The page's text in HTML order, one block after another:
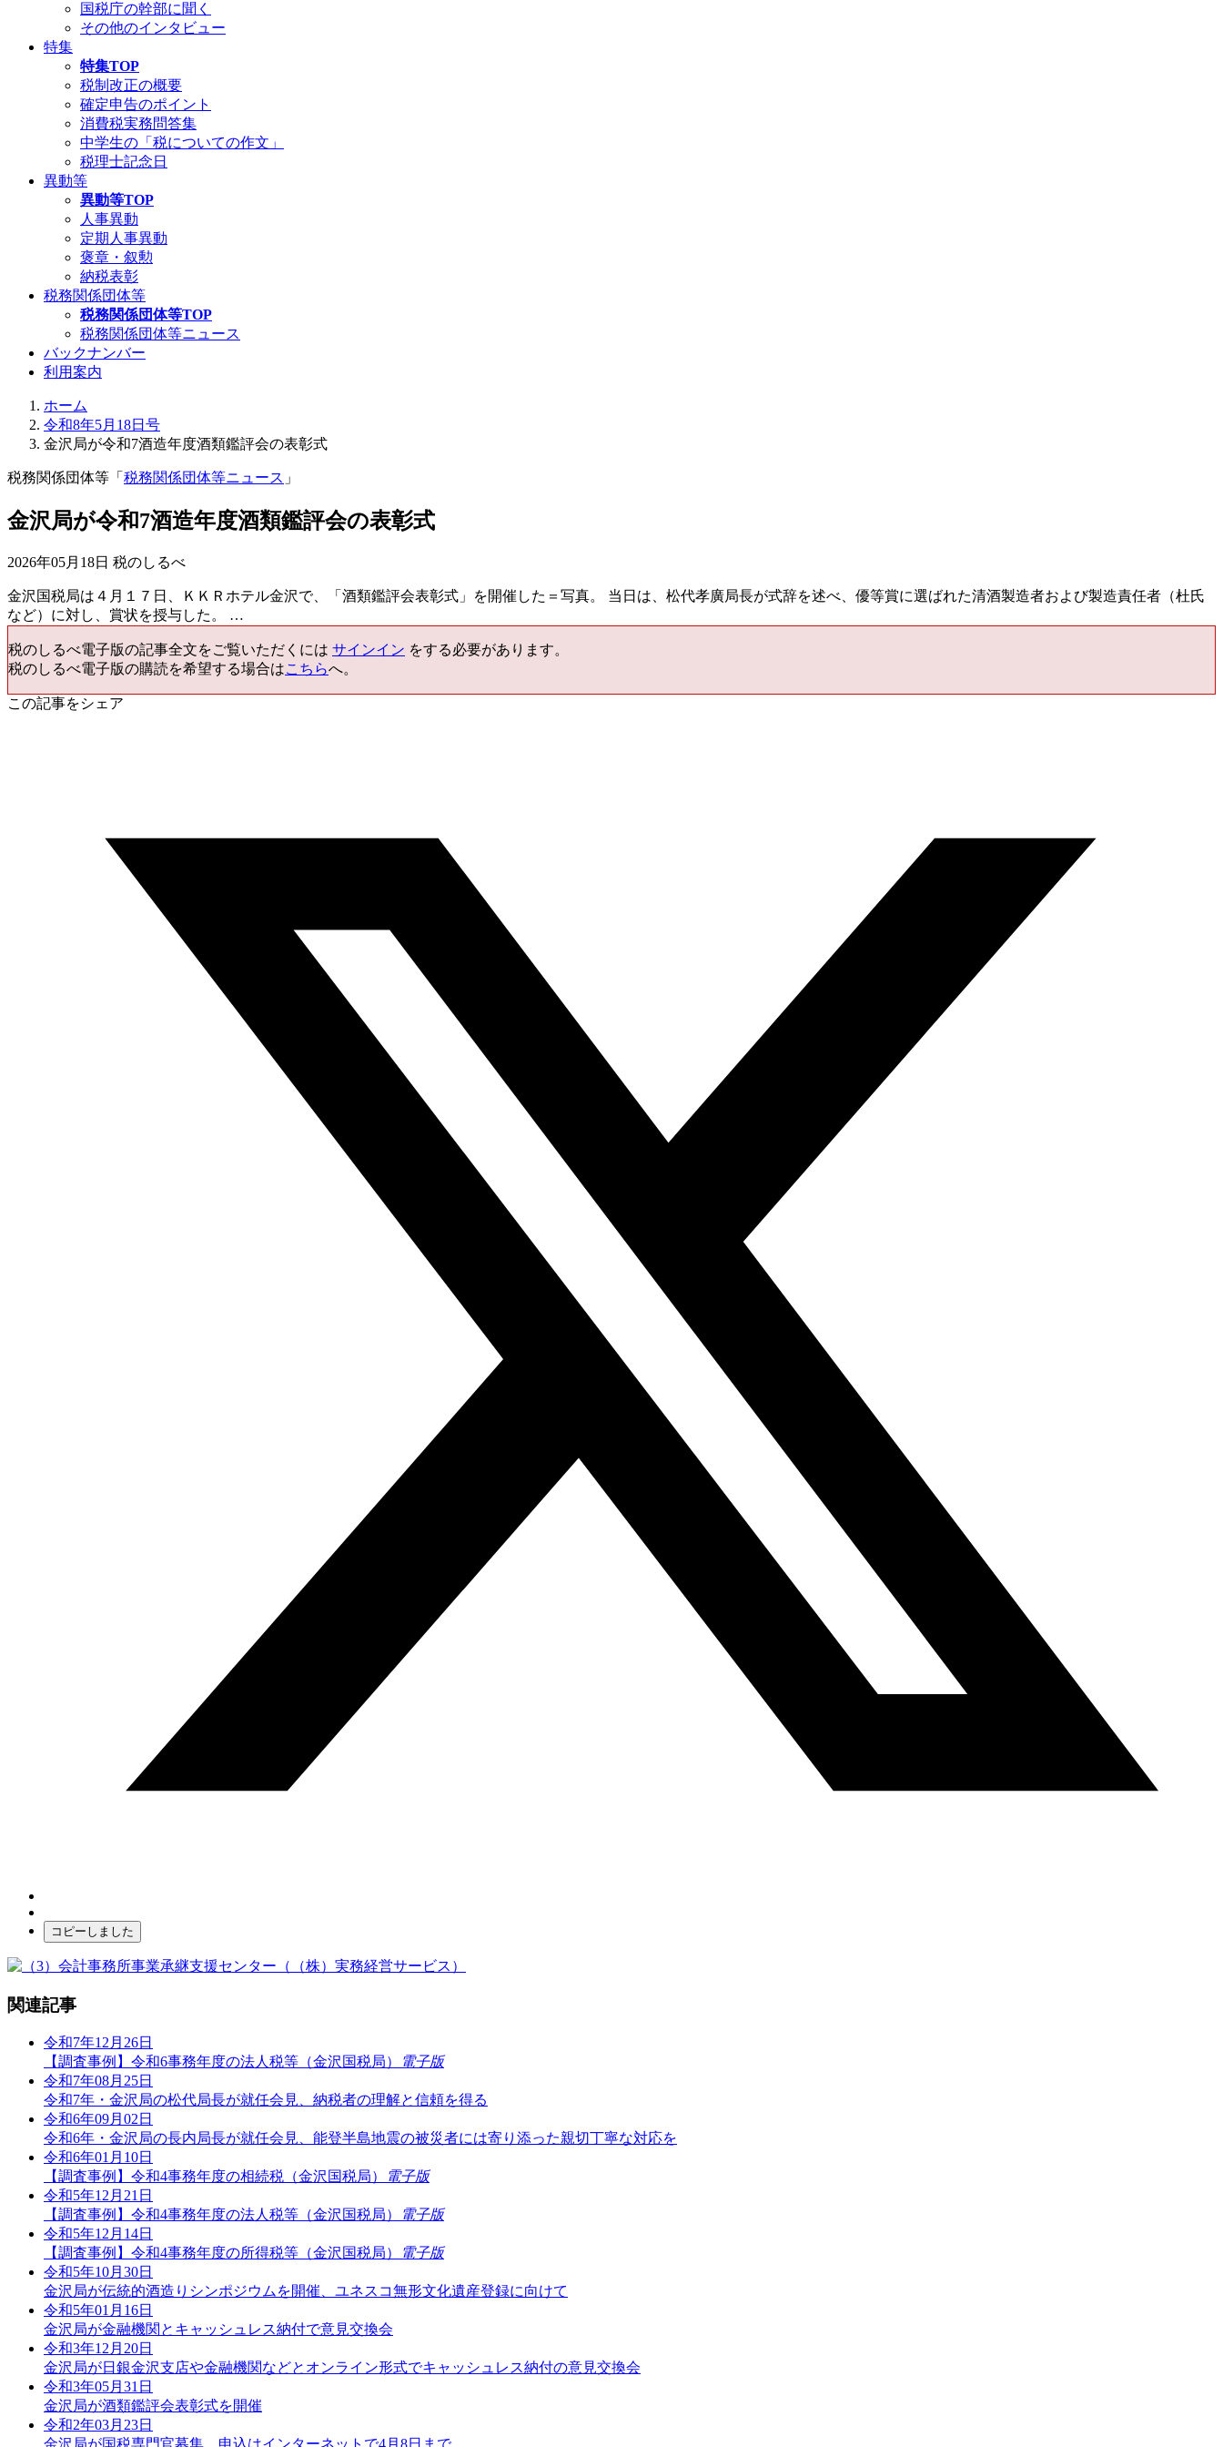
国税庁の幹部に聞く
その他のインタビュー
特集
特集TOP
税制改正の概要
確定申告のポイント
消費税実務問答集
中学生の「税についての作文」
税理士記念日
異動等
異動等TOP
人事異動
定期人事異動
褒章・叙勲
納税表彰
税務関係団体等
税務関係団体等TOP
税務関係団体等ニュース
バックナンバー
利用案内
ホーム
令和8年5月18日号
金沢局が令和7酒造年度酒類鑑評会の表彰式
税務関係団体等「 税務関係団体等ニュース 」
金沢局が令和7酒造年度酒類鑑評会の表彰式
2026年05月18日 税のしるべ
金沢国税局は４月１７日、ＫＫＲホテル金沢で、「酒類鑑評会表彰式」を開催した＝写真。 当日は、松代孝廣局長が式辞を述べ、優等賞に選ばれた清酒製造者および製造責任者（杜氏
など）に対し、賞状を授与した。 …
税のしるべ電子版の記事全文をご覧いただくには サインイン をする必要があります。
税のしるべ電子版の購読を希望する場合はこちらへ。
この記事をシェア
コピーしました
関連記事
令和7年12月26日
【調査事例】令和6事務年度の法人税等（金沢国税局）
電子版
令和7年08月25日
令和7年・金沢局の松代局長が就任会見、納税者の理解と信頼を得る
令和6年09月02日
令和6年・金沢局の長内局長が就任会見、能登半島地震の被災者には寄り添った親切丁寧な対応を
令和6年01月10日
【調査事例】令和4事務年度の相続税（金沢国税局）
電子版
令和5年12月21日
【調査事例】令和4事務年度の法人税等（金沢国税局）
電子版
令和5年12月14日
【調査事例】令和4事務年度の所得税等（金沢国税局）
電子版
令和5年10月30日
金沢局が伝統的酒造りシンポジウムを開催、ユネスコ無形文化遺産登録に向けて
令和5年01月16日
金沢局が金融機関とキャッシュレス納付で意見交換会
令和3年12月20日
金沢局が日銀金沢支店や金融機関などとオンライン形式でキャッシュレス納付の意見交換会
令和3年05月31日
金沢局が酒類鑑評会表彰式を開催
令和2年03月23日